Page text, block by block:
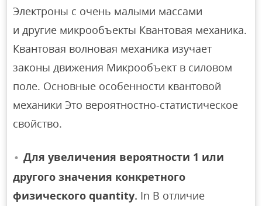
Электроны с очень малыми массами
и другие микрообъекты Квантовая механика.
Квантовая волновая механика изучает
законы движения Микрообъект в силовом
поле. Основные особенности квантовой
механики Это вероятностно-статистическое
свойство.
Для увеличения вероятности 1 или
другого значения конкретного
физического quantity. In В отличие